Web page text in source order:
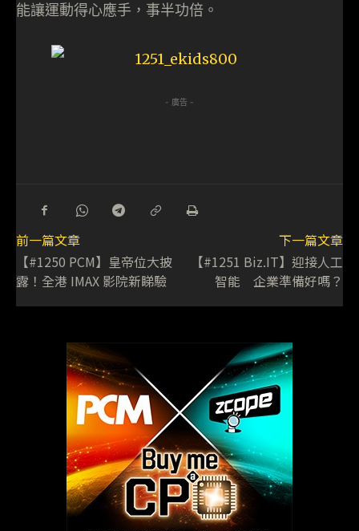
能讓運動得心應手，事半功倍。
- 廣告 -
前一篇文章
【#1250 PCM】皇帝位大披
露！全港 IMAX 影院新睇驗
下一篇文章
【#1251 Biz.IT】迎接人工
智能 企業準備好嗎？